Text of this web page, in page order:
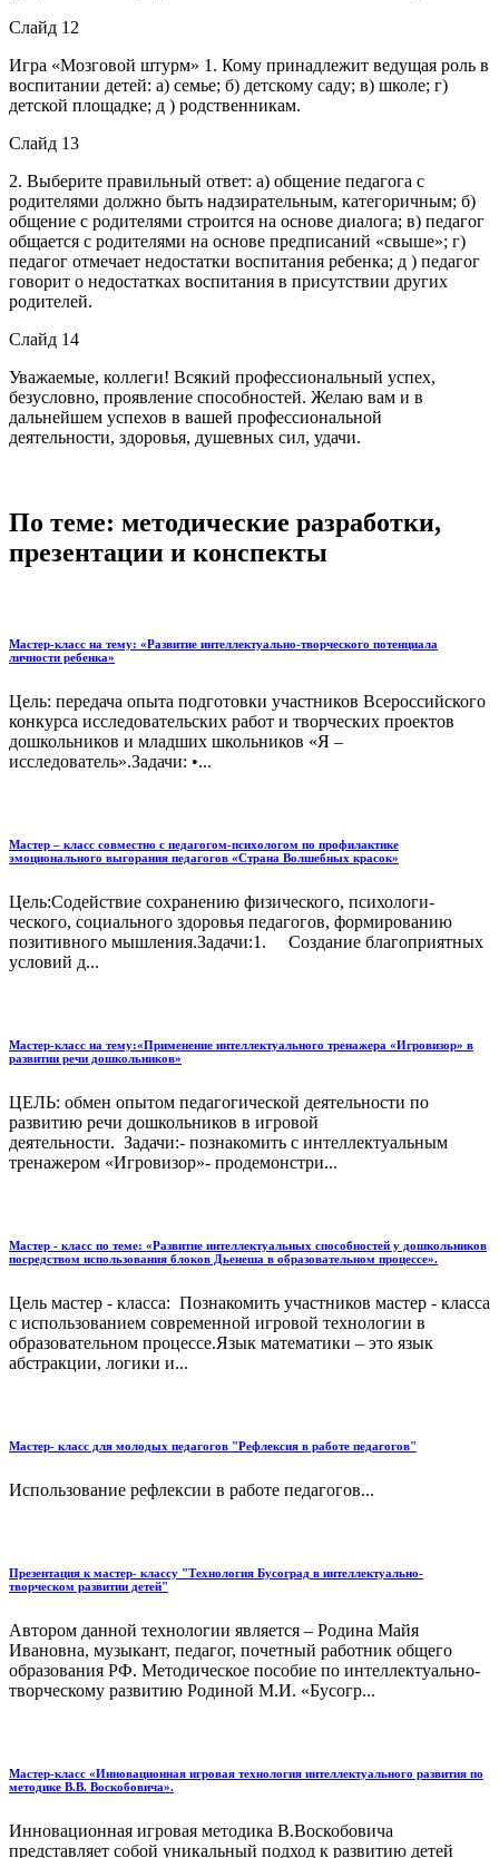
Слайд 12
Игра «Мозговой штурм» 1. Кому принадлежит ведущая роль в
воспитании детей: а) семье; б) детскому саду; в) школе; г)
детской площадке; д ) родственникам.
Слайд 13
2. Выберите правильный ответ: а) общение педагога с
родителями должно быть надзирательным, категоричным; б)
общение с родителями строится на основе диалога; в) педагог
общается с родителями на основе предписаний «свыше»; г)
педагог отмечает недостатки воспитания ребенка; д ) педагог
говорит о недостатках воспитания в присутствии других
родителей.
Слайд 14
Уважаемые, коллеги! Всякий профессиональный успех,
безусловно, проявление способностей. Желаю вам и в
дальнейшем успехов в вашей профессиональной
деятельности, здоровья, душевных сил, удачи.
По теме: методические разработки,
презентации и конспекты
Мастер-класс на тему: «Развитие интеллектуально-творческого потенциала
личности ребенка»
Цель: передача опыта подготовки участников Всероссийского
конкурса исследовательских работ и творческих проектов
дошкольников и младших школьников «Я –
исследователь».Задачи: •...
Мастер – класс совместно с педагогом-психологом по профилактике
эмоционального выгорания педагогов «Страна Волшебных красок»
Цель:Содействие сохранению физического, психологи­
ческого, социального здоровья педагогов, формированию
позитив­ного мышления.Задачи:1. Создание благоприятных
условий д...
Мастер-класс на тему:«Применение интеллектуального тренажера «Игровизор» в
развитии речи дошкольников»
ЦЕЛЬ: обмен опытом педагогической деятельности по
развитию речи дошкольников в игровой
деятельности. Задачи:- познакомить с интеллектуальным
тренажером «Игровизор»- продемонстри...
Мастер - класс по теме: «Развитие интеллектуальных способностей у дошкольников
посредством использования блоков Дьенеша в образовательном процессе».
Цель мастер - класса: Познакомить участников мастер - класса
с использованием современной игровой технологии в
образовательном процессе.Язык математики – это язык
абстракции, логики и...
Мастер- класс для молодых педагогов "Рефлексия в работе педагогов"
Использование рефлексии в работе педагогов...
Презентация к мастер- классу "Технология Бусоград в интеллектуально-
творческом развитии детей"
Автором данной технологии является – Родина Майя
Ивановна, музыкант, педагог, почетный работник общего
образования РФ. Методическое пособие по интеллектуально-
творческому развитию Родиной М.И. «Бусогр...
Мастер-класс «Инновационная игровая технология интеллектуального развития по
методике В.В. Воскобовича».
Инновационная игровая методика В.Воскобовича
представляет собой уникальный подход к развитию детей